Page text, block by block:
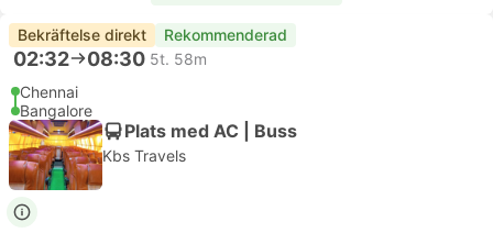
Bekräftelse direkt Rekommenderad
02:32 08:30 5t. 58m
Chennai
Bangalore
Plats med AC | Buss
Kbs Travels